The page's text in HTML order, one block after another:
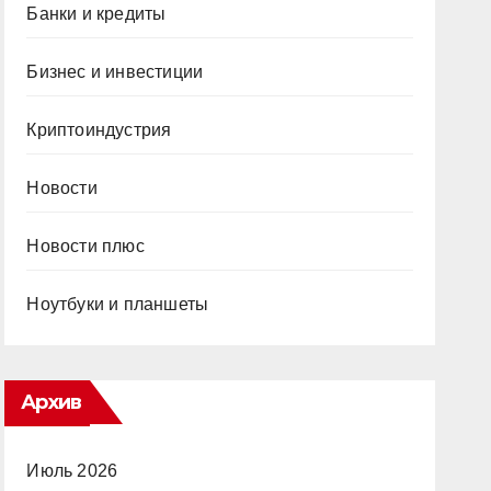
Банки и кредиты
Бизнес и инвестиции
Криптоиндустрия
Новости
Новости плюс
Ноутбуки и планшеты
Архив
Июль 2026